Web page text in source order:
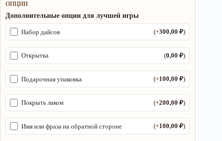
ОПЦИИ
Дополнительные опции для лучшей игры
Набор дайсов (+300,00₽)
Открытка (0,00₽)
Подарочная упаковка (+100,00₽)
Покрыть лаком (+200,00₽)
Имя или фраза на обратной стороне (+100,00₽)